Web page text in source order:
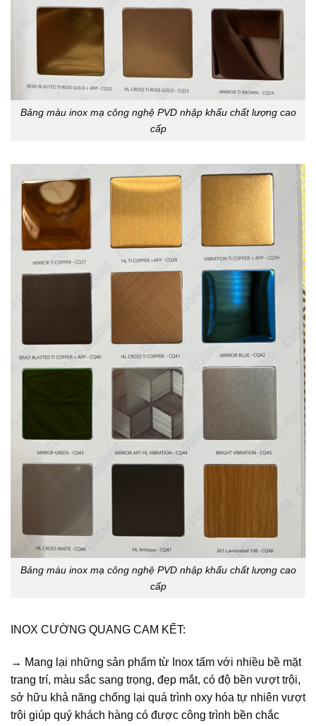
Bảng màu inox mạ công nghệ PVD nhập khẩu chất lượng cao
cấp
Bảng màu inox mạ công nghệ PVD nhập khẩu chất lượng cao
cấp
INOX CƯỜNG QUANG CAM KẾT:
→ Mang lại những sản phẩm từ Inox tấm với nhiều bề mặt
trang trí, màu sắc sang trọng, đẹp mắt, có độ bền vượt trội,
sở hữu khả năng chống lại quá trình oxy hóa tự nhiên vượt
trội giúp quý khách hàng có được công trình bền chắc